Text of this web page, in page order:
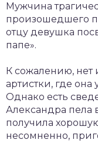
Мужчина
произошедшего
отцу девушка
папе».
К сожалению,
артистки, где она
Однако есть
Александра пела
получила
несомненно,